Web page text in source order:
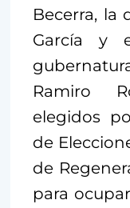
Becerra, la
García y
Ramiro
elegidos
de
de
para